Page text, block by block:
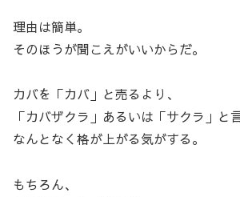
理由は簡単。
そのほうが聞こえがいいからだ。
カバを「カバ」と売るより、
「カバザクラ」あるいは「サクラ」と
なんとなく格が上がる気がする。
もちろん、